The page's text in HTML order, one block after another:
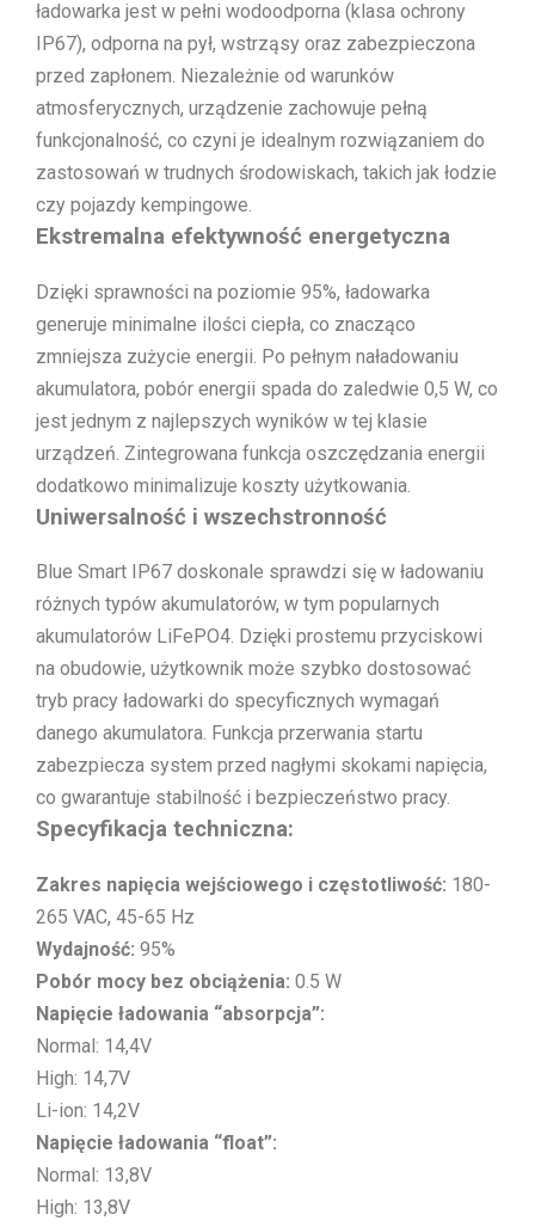
ładowarka jest w pełni wodoodporna (klasa ochrony
IP67), odporna na pył, wstrząsy oraz zabezpieczona
przed zapłonem. Niezależnie od warunków
atmosferycznych, urządzenie zachowuje pełną
funkcjonalność, co czyni je idealnym rozwiązaniem do
zastosowań w trudnych środowiskach, takich jak łodzie
czy pojazdy kempingowe.
Ekstremalna efektywność energetyczna
Dzięki sprawności na poziomie 95%, ładowarka
generuje minimalne ilości ciepła, co znacząco
zmniejsza zużycie energii. Po pełnym naładowaniu
akumulatora, pobór energii spada do zaledwie 0,5 W, co
jest jednym z najlepszych wyników w tej klasie
urządzeń. Zintegrowana funkcja oszczędzania energii
dodatkowo minimalizuje koszty użytkowania.
Uniwersalność i wszechstronność
Blue Smart IP67 doskonale sprawdzi się w ładowaniu
różnych typów akumulatorów, w tym popularnych
akumulatorów LiFePO4. Dzięki prostemu przyciskowi
na obudowie, użytkownik może szybko dostosować
tryb pracy ładowarki do specyficznych wymagań
danego akumulatora. Funkcja przerwania startu
zabezpiecza system przed nagłymi skokami napięcia,
co gwarantuje stabilność i bezpieczeństwo pracy.
Specyfikacja techniczna:
Zakres napięcia wejściowego i częstotliwość: 180-
265 VAC, 45-65 Hz
Wydajność: 95%
Pobór mocy bez obciążenia: 0.5 W
Napięcie ładowania “absorpcja”:
Normal: 14,4V
High: 14,7V
Li-ion: 14,2V
Napięcie ładowania “float”:
Normal: 13,8V
High: 13,8V